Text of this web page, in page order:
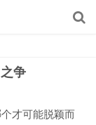
争
才可能脱颖而